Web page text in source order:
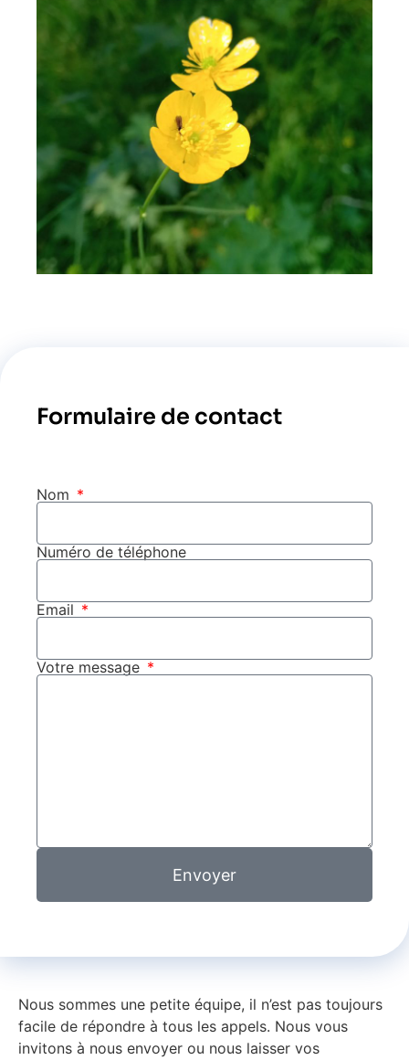
Formulaire de contact
Nom
Numéro de téléphone
Email
Votre message
Envoyer
Nous sommes une petite équipe, il n’est pas toujours
facile de répondre à tous les appels. Nous vous
invitons à nous envoyer ou nous laisser vos